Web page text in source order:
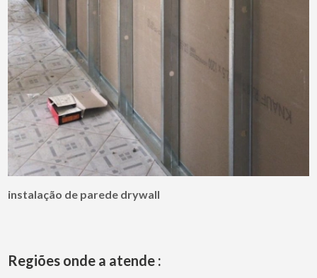
instalação de parede drywall
Regiões onde a atende :